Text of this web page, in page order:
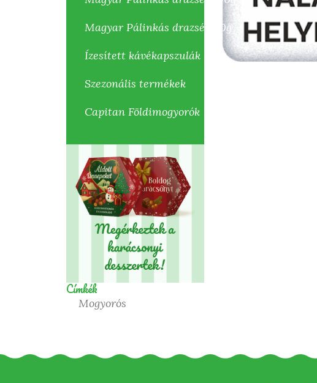
Magyar Pálinkás drazsék 80g
Ízesített kávékapszulák
Szezonális termékek
Capitan Földimogyorók
Címkék
Mogyorós